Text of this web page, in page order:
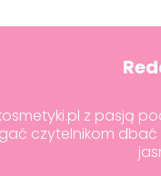
z pasją
czytelnikom